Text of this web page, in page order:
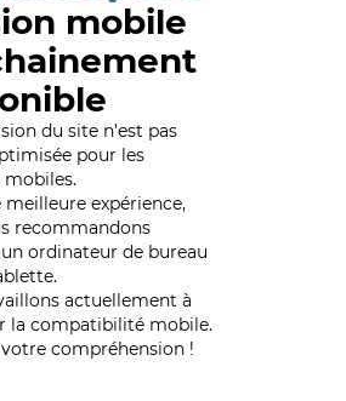
mobile
du site n’est pas
pour les
mobiles.
meilleure expérience,
recommandons
ordinateur de bureau
actuellement à
la compatibilité mobile.
compréhension !